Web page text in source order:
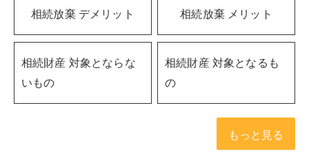
相続放棄 デメリット 相続放棄 メリット
相続財産 対象とならな
いもの
相続財産 対象となるも
の
もっと見る